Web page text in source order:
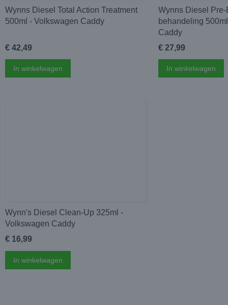
Wynns Diesel Total Action Treatment
500ml - Volkswagen Caddy
€ 42,49
In winkelwagen
Wynns Diesel
behandeling
Caddy
€ 27,99
In winkelwagen
Wynn's Diesel Clean-Up 325ml -
Volkswagen Caddy
€ 16,99
In winkelwagen